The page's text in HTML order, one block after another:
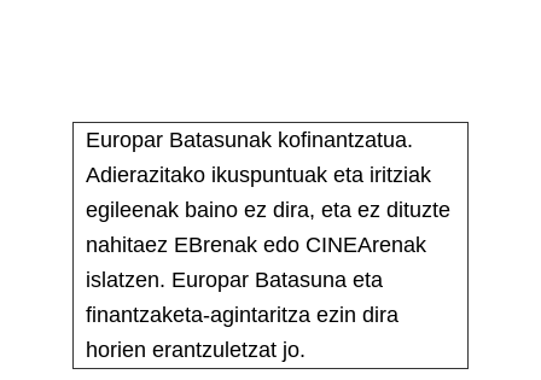
Europar Batasunak kofinantzatua.
Adierazitako ikuspuntuak eta iritziak
egileenak baino ez dira, eta ez dituzte
nahitaez EBrenak edo CINEArenak
islatzen. Europar Batasuna eta
finantzaketa-agintaritza ezin dira
horien erantzuletzat jo.